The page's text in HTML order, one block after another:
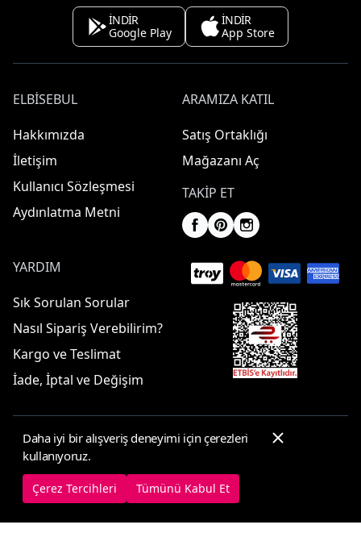
İNDİR
Google Play
İNDİR
App Store
ELBISEBUL
Hakkımızda
İletişim
Kullanıcı Sözleşmesi
Aydınlatma Metni
ARAMIZA KATIL
Satış Ortaklığı
Mağazanı Aç
TAKIP ET
YARDIM
Sık Sorulan Sorular
Nasıl Sipariş Verebilirim?
Kargo ve Teslimat
İade, İptal ve Değişim
© 2025 ElbiseBul -
Çerez Tercihleri Çerez Politikası
Daha iyi bir alışveriş deneyimi için çerezleri
kullanıyoruz.
Çerez Tercihleri Tümünü Kabul Et